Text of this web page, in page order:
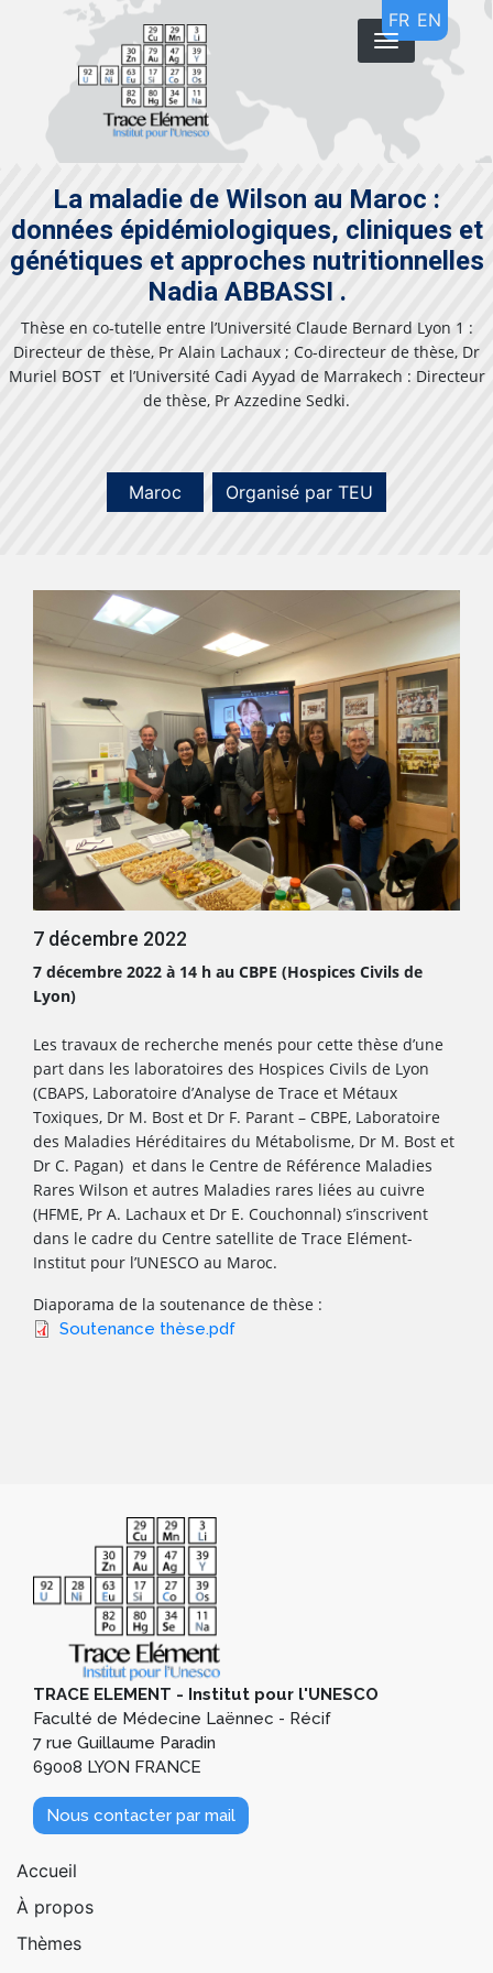
principal
FR EN
La maladie de Wilson au Maroc :
données épidémiologiques, cliniques et
génétiques et approches nutritionnelles
Nadia ABBASSI .
Thèse en co-tutelle entre l’Université Claude Bernard Lyon 1 :
Directeur de thèse, Pr Alain Lachaux ; Co-directeur de thèse, Dr
Muriel BOST et l’Université Cadi Ayyad de Marrakech : Directeur
de thèse, Pr Azzedine Sedki.
Maroc Organisé par TEU
7 décembre 2022
7 décembre 2022 à 14 h au CBPE (Hospices Civils de
Lyon)
Les travaux de recherche menés pour cette thèse d’une
part dans les laboratoires des Hospices Civils de Lyon
(CBAPS, Laboratoire d’Analyse de Trace et Métaux
Toxiques, Dr M. Bost et Dr F. Parant – CBPE, Laboratoire
des Maladies Héréditaires du Métabolisme, Dr M. Bost et
Dr C. Pagan) et dans le Centre de Référence Maladies
Rares Wilson et autres Maladies rares liées au cuivre
(HFME, Pr A. Lachaux et Dr E. Couchonnal) s’inscrivent
dans le cadre du Centre satellite de Trace Elément-
Institut pour l’UNESCO au Maroc.
Diaporama de la soutenance de thèse :
Soutenance thèse.pdf
TRACE ELEMENT - Institut pour l'UNESCO
Faculté de Médecine Laënnec - Récif
7 rue Guillaume Paradin
69008 LYON FRANCE
Nous contacter par mail
Pied de page 1
Accueil
À propos
Thèmes